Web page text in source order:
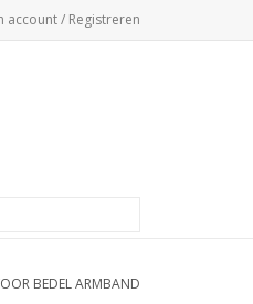
account / Registreren
BEDEL ARMBAND